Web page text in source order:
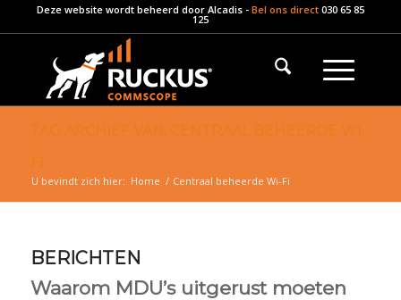
Deze website wordt beheerd door Alcadis- Bel ons direct 030 65 85
125
U bevindt zich hier: Home / Centraal beheerde Wi-Fi
BERICHTEN
Waarom MDU’s uitgerust moeten